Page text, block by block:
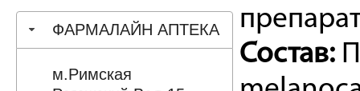
ФАРМАЛАЙН АПТЕКА
м.Римская
Состав: